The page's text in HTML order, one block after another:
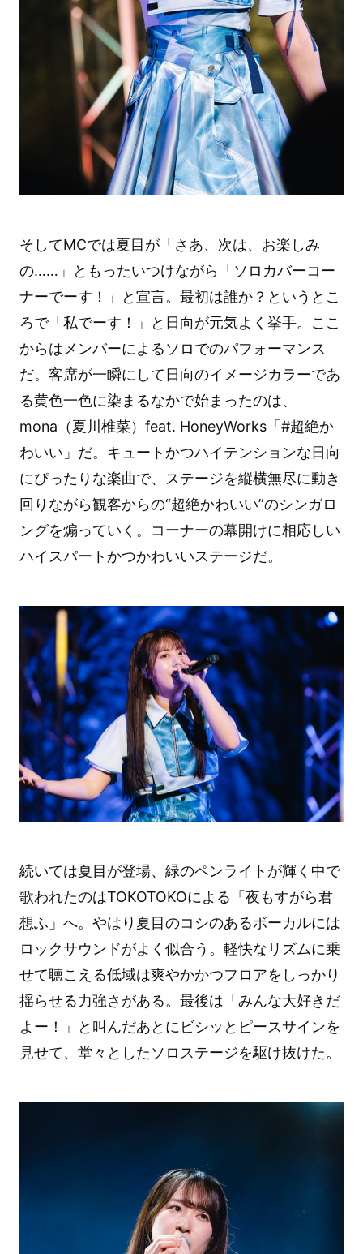
そしてMCでは夏目が「さあ、次は、お楽しみ
の……」ともったいつけながら「ソロカバーコー
ナーでーす！」と宣言。最初は誰か？というとこ
ろで「私でーす！」と日向が元気よく挙手。ここ
からはメンバーによるソロでのパフォーマンス
だ。客席が一瞬にして日向のイメージカラーであ
る黄色一色に染まるなかで始まったのは、
mona（夏川椎菜）feat. HoneyWorks「#超絶か
わいい」だ。キュートかつハイテンションな日向
にぴったりな楽曲で、ステージを縦横無尽に動き
回りながら観客からの“超絶かわいい”のシンガロ
ングを煽っていく。コーナーの幕開けに相応しい
ハイスパートかつかわいいステージだ。
続いては夏目が登場、緑のペンライトが輝く中で
歌われたのはTOKOTOKOによる「夜もすがら君
想ふ」へ。やはり夏目のコシのあるボーカルには
ロックサウンドがよく似合う。軽快なリズムに乗
せて聴こえる低域は爽やかかつフロアをしっかり
揺らせる力強さがある。最後は「みんな大好きだ
よー！」と叫んだあとにビシッとピースサインを
見せて、堂々としたソロステージを駆け抜けた。